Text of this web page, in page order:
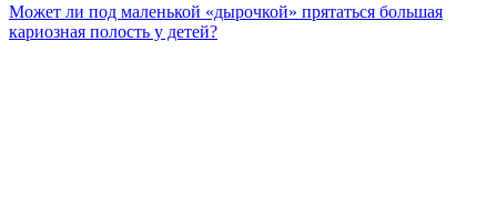
Может ли под маленькой «дырочкой» прятаться большая
кариозная полость у детей?